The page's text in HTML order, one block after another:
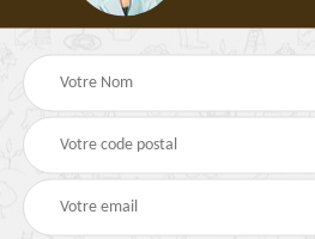
Pose de gazon en
rouleau 63